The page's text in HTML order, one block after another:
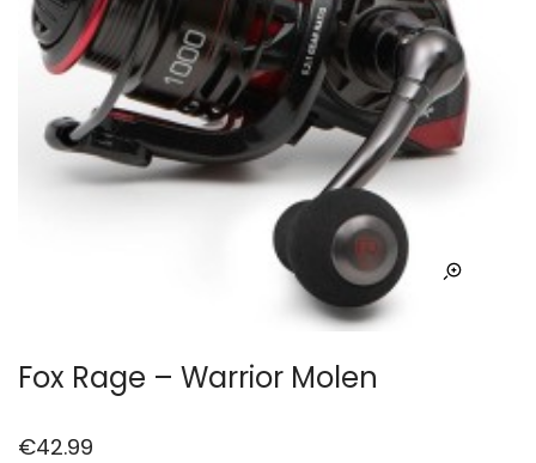
Fox Rage – Warrior Molen
€42.99